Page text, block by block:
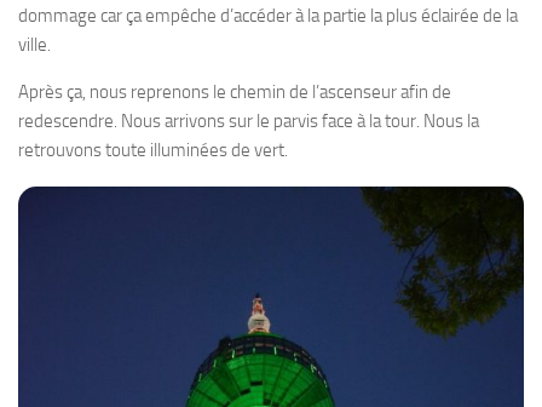
dommage car ça empêche d’accéder à la partie la plus éclairée de la
ville.
Après ça, nous reprenons le chemin de l’ascenseur afin de
redescendre. Nous arrivons sur le parvis face à la tour. Nous la
retrouvons toute illuminées de vert.